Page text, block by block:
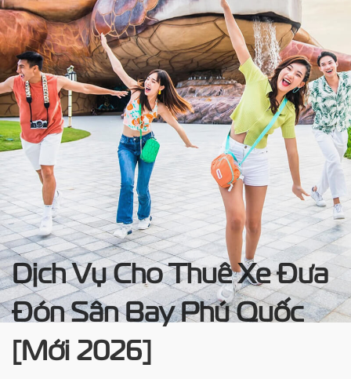
Dịch Vụ Cho Thuê Xe Đưa
Đón Sân Bay Phú Quốc
[Mới 2026]